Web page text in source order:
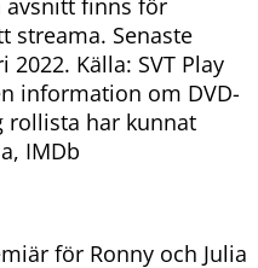
streama. Senaste
Källa: SVT Play
information om DVD-
rollista har kunnat
IMDb
för Ronny och Julia